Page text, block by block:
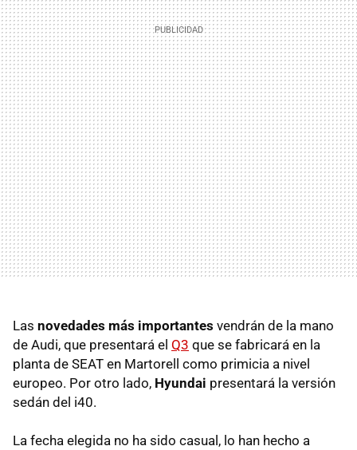
Las novedades más importantes vendrán de la mano
de Audi, que presentará el Q3 que se fabricará en la
planta de SEAT en Martorell como primicia a nivel
europeo. Por otro lado, Hyundai presentará la versión
sedán del i40.
La fecha elegida no ha sido casual, lo han hecho a